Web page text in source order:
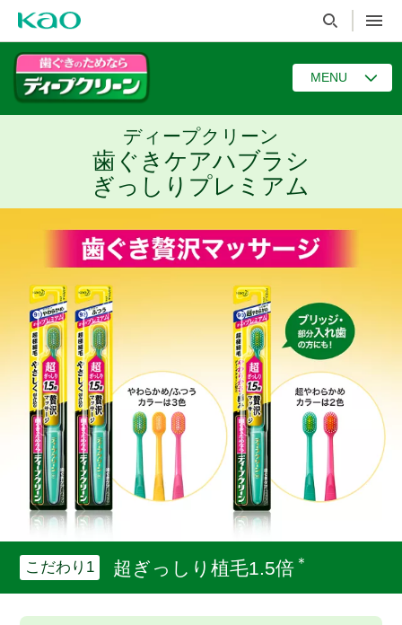
MENU
ディープクリーン
歯ぐきケアハブラシ
ぎっしりプレミアム
こだわり1 超ぎっしり植毛1.5倍 ＊